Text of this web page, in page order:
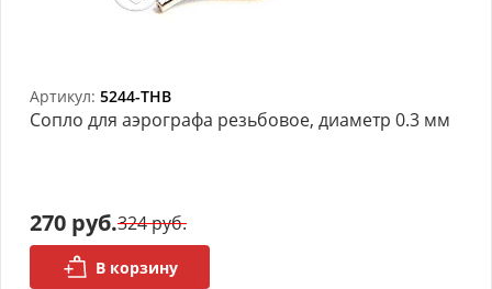
Артикул: 5244-THB
Сопло для аэрографа резьбовое, диаметр 0.3 мм
270 руб.324 руб.
В корзину